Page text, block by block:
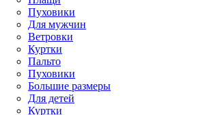
Пуховики
Для мужчин
Ветровки
Куртки
Пальто
Пуховики
Большие размеры
Для детей
Куртки